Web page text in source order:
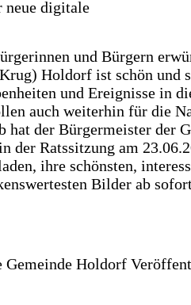
und Bürgern
Holdorf ist schön und
und Ereignisse in
auch weiterhin für die
hat der Bürgermeister der
der Ratssitzung am
ihre schönsten,
Bilder ab
Gemeinde Holdorf